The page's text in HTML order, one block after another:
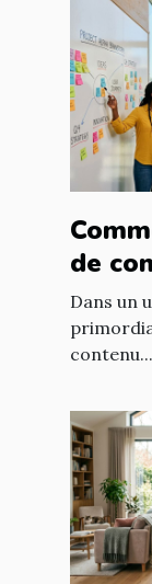
de
Dans un
contenu...